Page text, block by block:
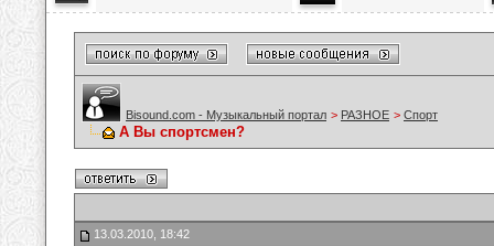
Bisound.com - Музыкальный портал > РАЗНОЕ > Спорт
А Вы спортсмен?
13.03.2010, 18:42